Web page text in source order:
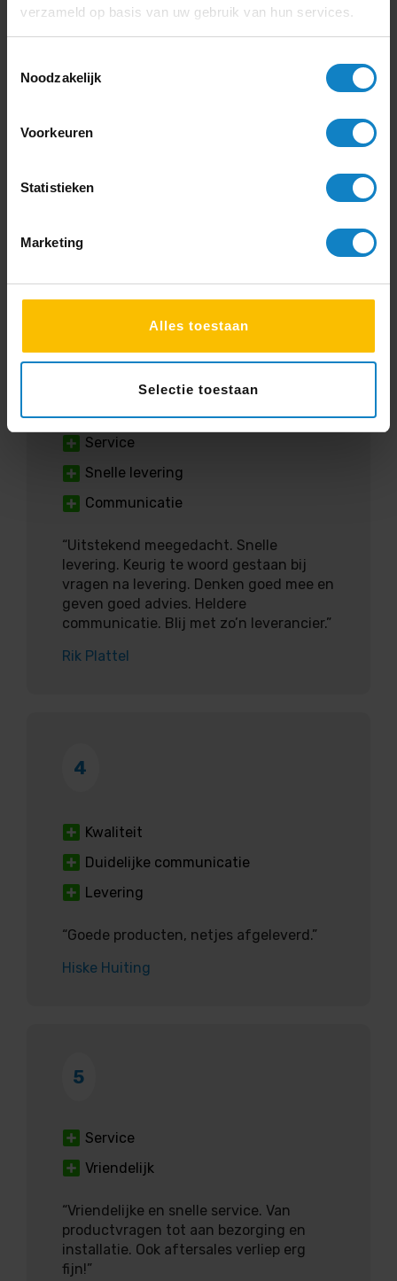
verzameld op basis van uw gebruik van hun services.
Noodzakelijk
Voorkeuren
Statistieken
Marketing
Alles toestaan
Selectie toestaan
de afspraken over de levering tot en met
met de geboden service en de
Amsterdam veel dank daarvoor.”
Service
Snelle levering
Communicatie
“Uitstekend meegedacht. Snelle
levering. Keurig te woord gestaan bij
vragen na levering. Denken goed mee en
geven goed advies. Heldere
communicatie. Blij met zo’n leverancier.”
Rik Plattel
4
Kwaliteit
Duidelijke communicatie
Levering
“Goede producten, netjes afgeleverd.”
Hiske Huiting
5
Service
Vriendelijk
“Vriendelijke en snelle service. Van
productvragen tot aan bezorging en
installatie. Ook aftersales verliep erg
fijn!”